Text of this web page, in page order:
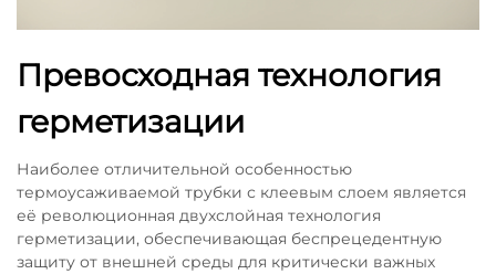
Превосходная технология
герметизации
Наиболее отличительной особенностью
термоусаживаемой трубки с клеевым слоем является
её революционная двухслойная технология
герметизации, обеспечивающая беспрецедентную
защиту от внешней среды для критически важных